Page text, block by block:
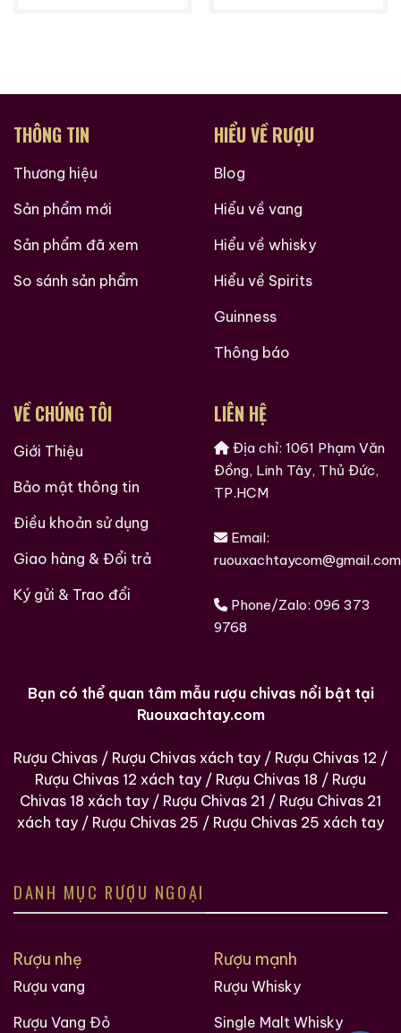
Ruouxachtay.com rất vinh dự được đồng hành cùng
các bạn trên hành trình khám phá thế giới hương vị
Trăm Nghe Không Bằng Một Thấy
Hàng Ngàn Khách Hàng Của ruouxachtay.com
THÔNG TIN
Thương hiệu
Sản phẩm mới
Sản phẩm đã xem
So sánh sản phẩm
HIỂU VỀ RƯỢU
Blog
Hiểu về vang
Hiểu về whisky
Hiểu về Spirits
Guinness
Thông báo
VỀ CHÚNG TÔI
Giới Thiệu
Bảo mật thông tin
Điều khoản sử dụng
Giao hàng & Đổi trả
Ký gửi & Trao đổi
LIÊN HỆ
Địa chỉ: 1061 Phạm Văn
Đồng, Linh Tây, Thủ Đức,
TP.HCM
Email:
ruouxachtaycom@gmail.com
Phone/Zalo: 096 373
9768
Bạn có thể quan tâm mẫu rượu chivas nổi bật tại
Ruouxachtay.com
Rượu Chivas / Rượu Chivas xách tay / Rượu Chivas 12 /
Rượu Chivas 12 xách tay / Rượu Chivas 18 / Rượu
Chivas 18 xách tay / Rượu Chivas 21 / Rượu Chivas 21
xách tay / Rượu Chivas 25 / Rượu Chivas 25 xách tay
DANH MỤC RƯỢU NGOẠI
Rượu nhẹ
Rượu vang
Rượu Vang Đỏ
Rượu mạnh
Rượu Whisky
Single Malt Whisky